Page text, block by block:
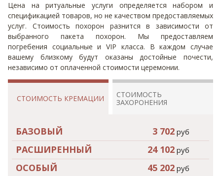
Цена на ритуальные услуги определяется набором и
спецификацией товаров, но не качеством предоставляемых
услуг. Стоимость похорон разнится в зависимости от
выбранного пакета похорон. Мы предоставляем
погребения социальные и VIP класса. В каждом случае
вашему близкому будут оказаны достойные почести,
независимо от оплаченной стоимости церемонии.
СТОИМОСТЬ КРЕМАЦИИ
СТОИМОСТЬ
ЗАХОРОНЕНИЯ
БАЗОВЫЙ 3 702 руб
РАСШИРЕННЫЙ 24 102 руб
ОСОБЫЙ 45 202 руб